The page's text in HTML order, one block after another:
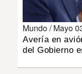
DEPORTES
Mundo /Mayo
Avería en
del Gobierno